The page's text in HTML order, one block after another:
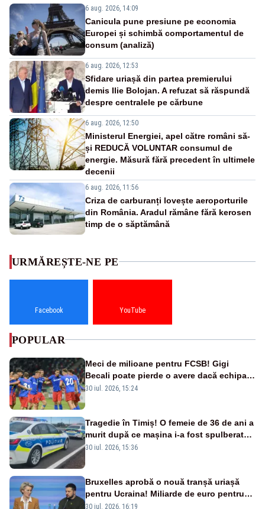
6 aug. 2026, 14:09
Canicula pune presiune pe economia
Europei și schimbă comportamentul de
consum (analiză)
6 aug. 2026, 12:53
Sfidare uriașă din partea premierului
demis Ilie Bolojan. A refuzat să răspundă
despre centralele pe cărbune
6 aug. 2026, 12:50
Ministerul Energiei, apel către români să-
și REDUCĂ VOLUNTAR consumul de
energie. Măsură fără precedent în ultimele
decenii
6 aug. 2026, 11:56
Criza de carburanți lovește aeroporturile
din România. Aradul rămâne fără kerosen
timp de o săptămână
URMĂREȘTE-NE PE
Facebook YouTube
POPULAR
Meci de milioane pentru FCSB! Gigi
Becali poate pierde o avere dacă echipa
este eliminată de FK Auda
30 iul. 2026, 15:24
Tragedie în Timiș! O femeie de 36 de ani a
murit după ce mașina i-a fost spulberată
de tren
30 iul. 2026, 15:36
Bruxelles aprobă o nouă tranșă uriașă
pentru Ucraina! Miliarde de euro pentru
armament și apărare
30 iul. 2026, 16:19